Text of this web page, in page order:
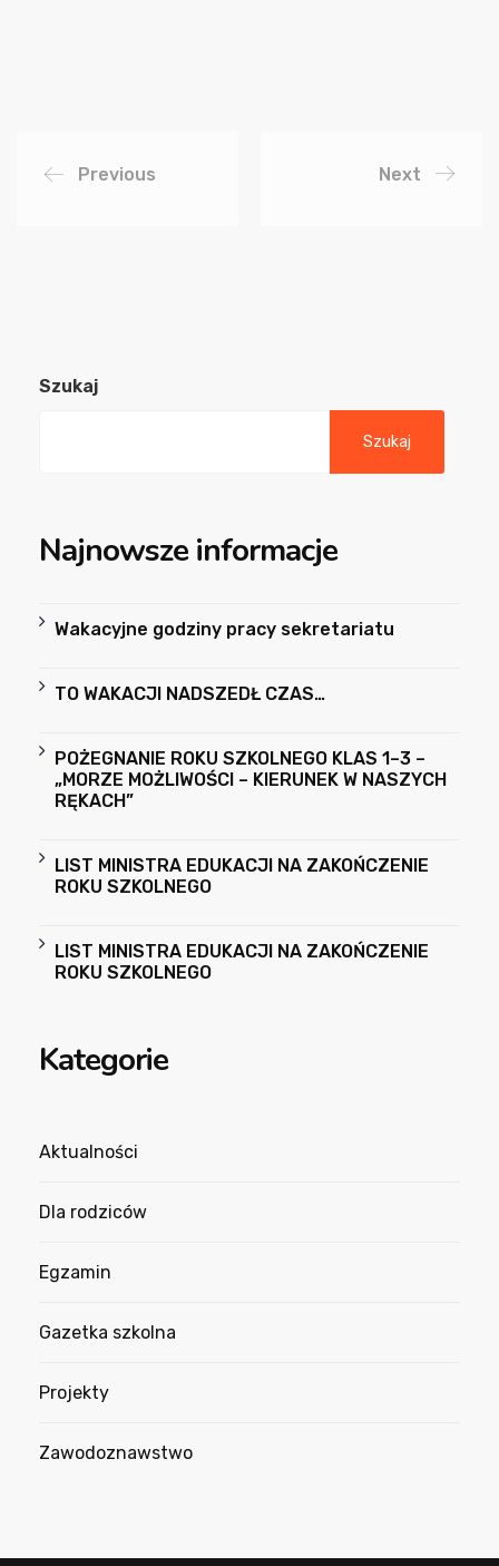
Previous Next
Szukaj
Szukaj
Najnowsze informacje
Wakacyjne godziny pracy sekretariatu
TO WAKACJI NADSZEDŁ CZAS…
POŻEGNANIE ROKU SZKOLNEGO KLAS 1–3 –
„MORZE MOŻLIWOŚCI – KIERUNEK W NASZYCH
RĘKACH”
LIST MINISTRA EDUKACJI NA ZAKOŃCZENIE
ROKU SZKOLNEGO
LIST MINISTRA EDUKACJI NA ZAKOŃCZENIE
ROKU SZKOLNEGO
Kategorie
Aktualności
Dla rodziców
Egzamin
Gazetka szkolna
Projekty
Zawodoznawstwo